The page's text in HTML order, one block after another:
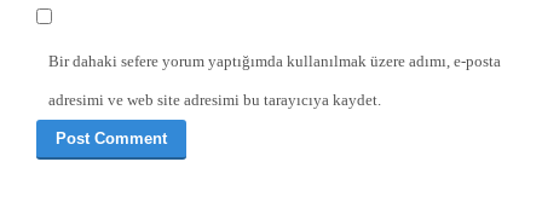
Bir dahaki sefere yorum yaptığımda kullanılmak üzere adımı, e-posta
adresimi ve web site adresimi bu tarayıcıya kaydet.